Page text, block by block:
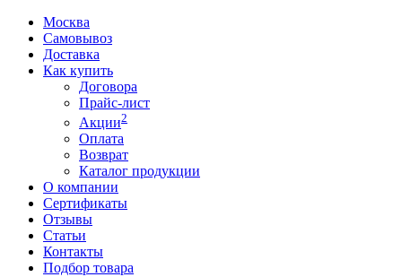
Москва
Самовывоз
Доставка
Как купить
Договора
Прайс-лист
Акции2
Оплата
Возврат
Каталог продукции
О компании
Сертификаты
Отзывы
Статьи
Контакты
Подбор товара